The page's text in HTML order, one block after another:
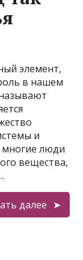
элемент,
в нашем
и
многие люди
вещества,
далее